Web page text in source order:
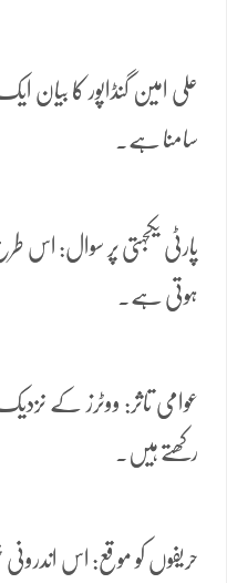
علی امین گنڈاپور کا بیان
سامنا ہے۔
پارٹی یکجہتی پر سوال: اس
ہوتی ہے۔
عوامی تاثر: ووٹرز کے
رکھتے ہیں۔
حریفوں کو موقع: اس اندرونی